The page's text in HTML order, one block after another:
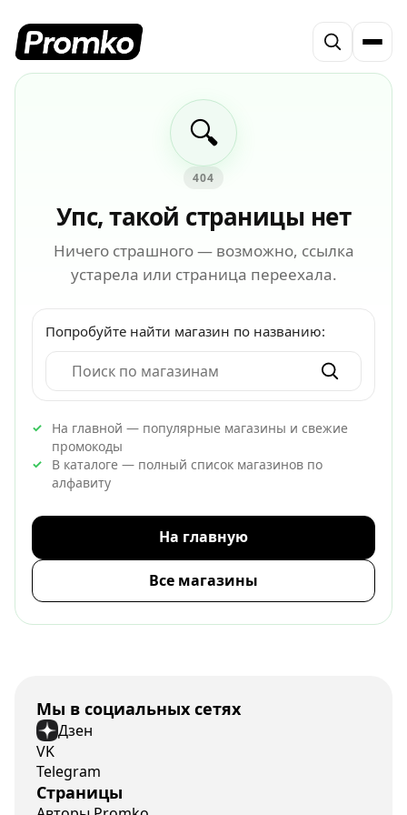
🔍
404
Упс, такой страницы нет
Ничего страшного — возможно, ссылка
устарела или страница переехала.
Попробуйте найти магазин по названию:
На главной — популярные магазины и свежие
промокоды
В каталоге — полный список магазинов по
алфавиту
На главную
Все магазины
Мы в социальных сетях
Дзен
VK
Telegram
Страницы